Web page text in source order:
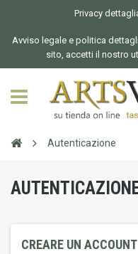
Privacy
Avviso legale e politica
sito, accetti il nostro
Autenticazione
CREARE UN ACCOUNT